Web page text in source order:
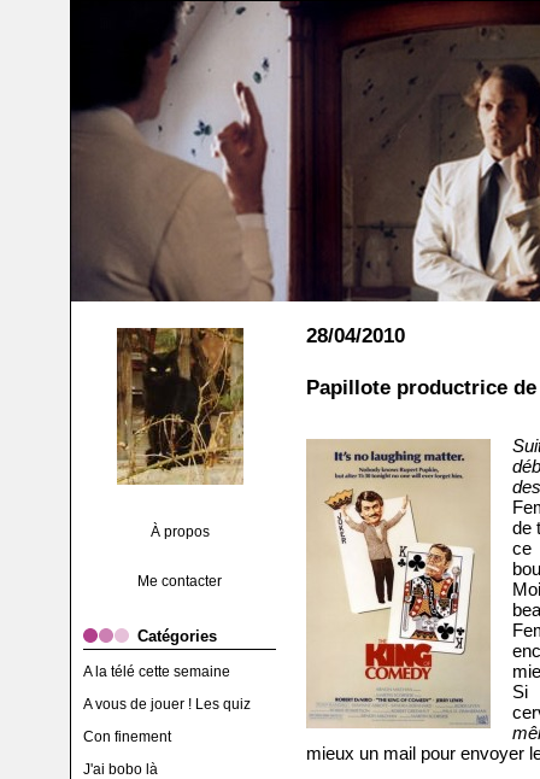
À propos
Me contacter
Catégories
A la télé cette semaine
A vous de jouer ! Les quiz
Con finement
J'ai bobo là
28/04/2010
Papillote productrice
de
ce
Si
mieux un mail pour envoyer